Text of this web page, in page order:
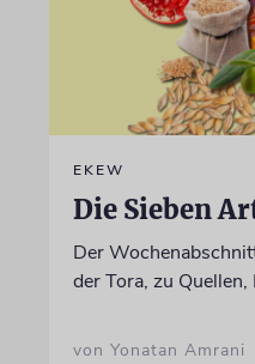
EKEW
Die Sieben
Der
der Tora, zu
von Yonatan Amrani